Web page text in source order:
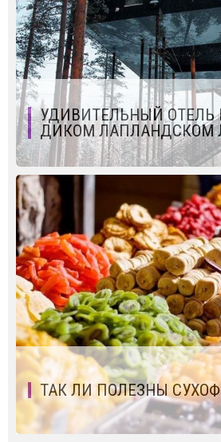
УДИВИТЕЛЬНЫЙ ОТЕЛЬ
ДИКОМ ЛАПЛАНДСКОМ
ТАК ЛИ ПОЛЕЗНЫ